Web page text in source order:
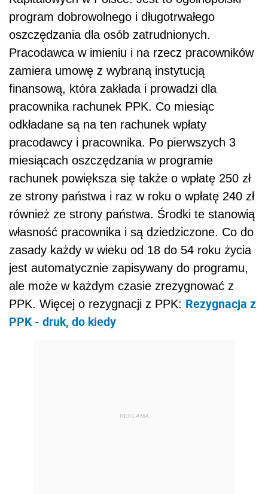
program dobrowolnego i długotrwałego
oszczędzania dla osób zatrudnionych.
Pracodawca w imieniu i na rzecz pracowników
zamiera umowę z wybraną instytucją
finansową, która zakłada i prowadzi dla
pracownika rachunek PPK. Co miesiąc
odkładane są na ten rachunek wpłaty
pracodawcy i pracownika. Po pierwszych 3
miesiącach oszczędzania w programie
rachunek powiększa się także o wpłatę 250 zł
ze strony państwa i raz w roku o wpłatę 240 zł
również ze strony państwa. Środki te stanowią
własność pracownika i są dziedziczone. Co do
zasady każdy w wieku od 18 do 54 roku życia
jest automatycznie zapisywany do programu,
ale może w każdym czasie zrezygnować z
PPK. Więcej o rezygnacji z PPK: Rezygnacja z
PPK - druk, do kiedy
REKLAMA